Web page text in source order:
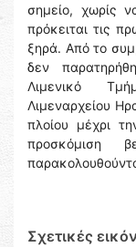
σημείο, χωρίς
πρόκειται τις
ξηρά. Από το
δεν
Λιμενικό
Λιμεναρχείου
πλοίου μέχρι
προσκόμιση
Σχετικές